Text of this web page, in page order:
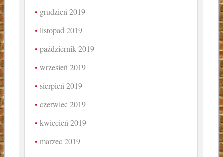
grudzień 2019
listopad 2019
październik 2019
wrzesień 2019
sierpień 2019
czerwiec 2019
kwiecień 2019
marzec 2019